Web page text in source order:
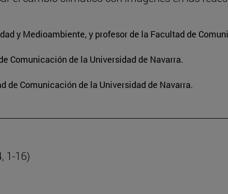
y Medioambiente, y profesor de la Facultad de
Comunicación de la Universidad de Navarra.
de Comunicación de la Universidad de Navarra.
1-16)